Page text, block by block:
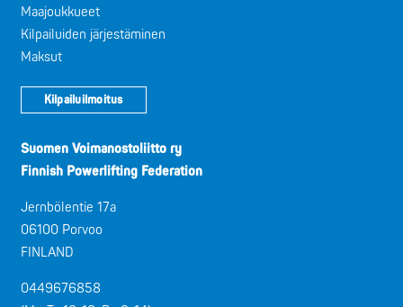
Maajoukkueet
Kilpailuiden järjestäminen
Maksut
Kilpailuilmoitus
Suomen Voimanostoliitto ry
Finnish Powerlifting Federation
Jernbölentie 17a
06100 Porvoo
FINLAND
0449676858